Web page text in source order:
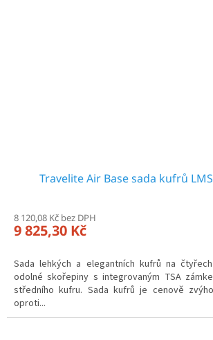
Travelite Air Base sada kufrů
8 120,08 Kč bez DPH
9 825,30 Kč
Sada lehkých a elegantních kufrů na
odolné skořepiny s integrovaným TSA
středního kufru. Sada kufrů je cenově
oproti...